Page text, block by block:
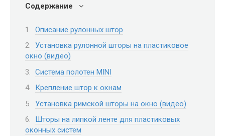
Содержание
Описание рулонных штор
Установка рулонной шторы на пластиковое
окно (видео)
Система полотен MINI
Крепление штор к окнам
Установка римской шторы на окно (видео)
Шторы на липкой ленте для пластиковых
оконных систем